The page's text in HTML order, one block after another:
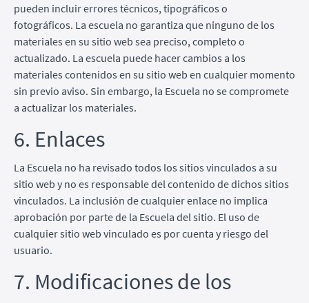
pueden incluir errores técnicos, tipográficos o
fotográficos. La escuela no garantiza que ninguno de los
materiales en su sitio web sea preciso, completo o
actualizado. La escuela puede hacer cambios a los
materiales contenidos en su sitio web en cualquier momento
sin previo aviso. Sin embargo, la Escuela no se compromete
a actualizar los materiales.
6. Enlaces
La Escuela no ha revisado todos los sitios vinculados a su
sitio web y no es responsable del contenido de dichos sitios
vinculados. La inclusión de cualquier enlace no implica
aprobación por parte de la Escuela del sitio. El uso de
cualquier sitio web vinculado es por cuenta y riesgo del
usuario.
7. Modificaciones de los